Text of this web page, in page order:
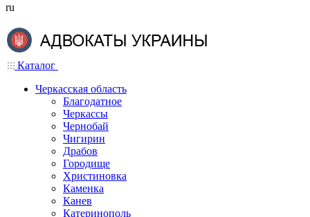
ru
Каталог
Черкасская область
Благодатное
Черкассы
Чернобай
Чигирин
Драбов
Городище
Христиновка
Каменка
Канев
Катеринополь